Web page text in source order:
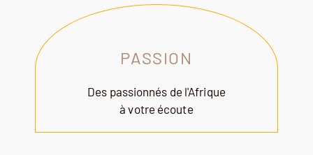
PASSION
Des passionnés de l'Afrique
à votre écoute